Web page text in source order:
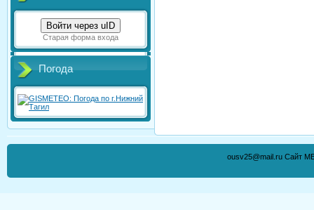
Войти через uID
Старая форма входа
Погода
ousv25@mail.ru Сайт